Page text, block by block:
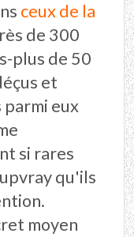
ceux de la
de 300
plus de 50
et
parmi eux
si rares
qu'ils
moyen